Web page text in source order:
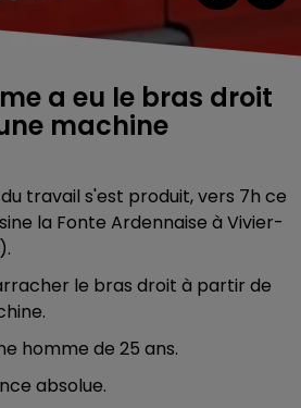
a eu le bras droit
machine
travail s'est produit, vers 7h ce
la Fonte Ardennaise à Vivier-
le bras droit à partir de
homme de 25 ans.
absolue.